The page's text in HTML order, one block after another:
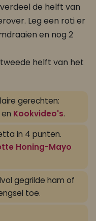
de helft van
Leg een roti er
en nog 2
helft van het
gerechten:
en Kookvideo's.
in 4 punten.
Honing-Mayo
gegrilde ham of
toe.